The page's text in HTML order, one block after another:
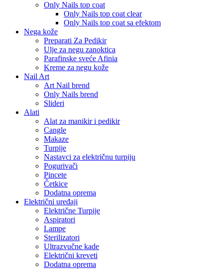
Only Nails top coat
Only Nails top coat clear
Only Nails top coat sa efektom
Nega kože
Preparati Za Pedikir
Ulje za negu zanoktica
Parafinske sveće Afinia
Kreme za negu kože
Nail Art
Art Nail brend
Only Nails brend
Slideri
Alati
Alat za manikir i pedikir
Cangle
Makaze
Turpije
Nastavci za električnu turpiju
Pogurivači
Pincete
Četkice
Dodatna oprema
Električni uređaji
Električne Turpije
Aspiratori
Lampe
Sterilizatori
Ultrazvučne kade
Električni kreveti
Dodatna oprema